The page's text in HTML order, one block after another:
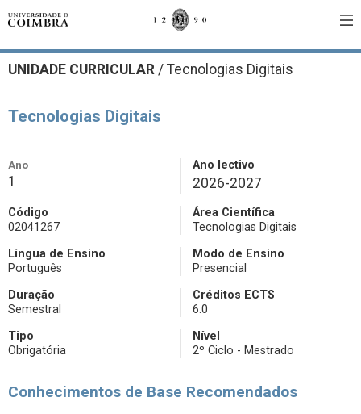
UNIDADE CURRICULAR / Tecnologias Digitais
Tecnologias Digitais
Ano
1
Ano lectivo
2026-2027
Código
02041267
Área Científica
Tecnologias Digitais
Língua de Ensino
Português
Modo de Ensino
Presencial
Duração
Semestral
Créditos ECTS
6.0
Tipo
Obrigatória
Nível
2º Ciclo - Mestrado
Conhecimentos de Base Recomendados